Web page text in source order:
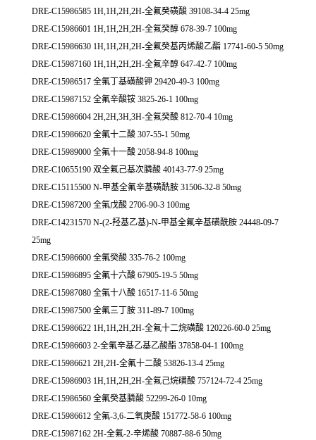
DRE-C15986585 1H,1H,2H,2H-全氟癸磺酸 39108-34-4 25mg
DRE-C15986601 1H,1H,2H,2H-全氟癸醇 678-39-7 100mg
DRE-C15986630 1H,1H,2H,2H-全氟癸基丙烯酸乙酯 17741-60-5 50mg
DRE-C15987160 1H,1H,2H,2H-全氟辛醇 647-42-7 100mg
DRE-C15986517 全氟丁基磺酸钾 29420-49-3 100mg
DRE-C15987152 全氟辛酸铵 3825-26-1 100mg
DRE-C15986604 2H,2H,3H,3H-全氟癸酸 812-70-4 10mg
DRE-C15986620 全氟十二酸 307-55-1 50mg
DRE-C15989000 全氟十一酸 2058-94-8 100mg
DRE-C10655190 双全氟己基次膦酸 40143-77-9 25mg
DRE-C15115500 N-甲基全氟辛基磺酰胺 31506-32-8 50mg
DRE-C15987200 全氟戊酸 2706-90-3 100mg
DRE-C14231570 N-(2-羟基乙基)-N-甲基全氟辛基磺酰胺 24448-09-7
25mg
DRE-C15986600 全氟癸酸 335-76-2 100mg
DRE-C15986895 全氟十六酸 67905-19-5 50mg
DRE-C15987080 全氟十八酸 16517-11-6 50mg
DRE-C15987500 全氟三丁胺 311-89-7 100mg
DRE-C15986622 1H,1H,2H,2H-全氟十二烷磺酸 120226-60-0 25mg
DRE-C15986603 2-全氟辛基乙基乙酸酯 37858-04-1 100mg
DRE-C15986621 2H,2H-全氟十二酸 53826-13-4 25mg
DRE-C15986903 1H,1H,2H,2H-全氟己烷磺酸 757124-72-4 25mg
DRE-C15986560 全氟癸基膦酸 52299-26-0 10mg
DRE-C15986612 全氟-3,6-二氧庚酸 151772-58-6 100mg
DRE-C15987162 2H-全氟-2-辛烯酸 70887-88-6 50mg